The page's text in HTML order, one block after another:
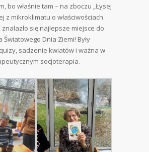
bo właśnie tam – na zboczu „Łysej
z mikroklimatu o właściwościach
znalazło się najlepsze miejsce do
Dnia Ziemi! Były
sadzenie kwiatów i ważna w
socjoterapia.